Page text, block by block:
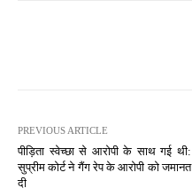
PREVIOUS ARTICLE
पीड़िता स्वेच्छा से आरोपी के साथ गई थी:
सुप्रीम कोर्ट ने गैंग रेप के आरोपी को जमानत
दी